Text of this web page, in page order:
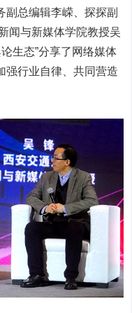
副总编辑李嵘、探探副
闻与新媒体学院教授吴
生态”分享了网络媒体
强行业自律、共同营造